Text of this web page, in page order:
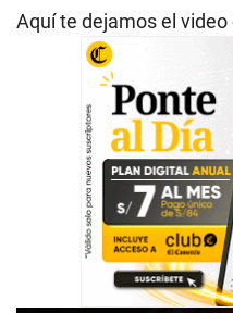
Aquí te dejamos el